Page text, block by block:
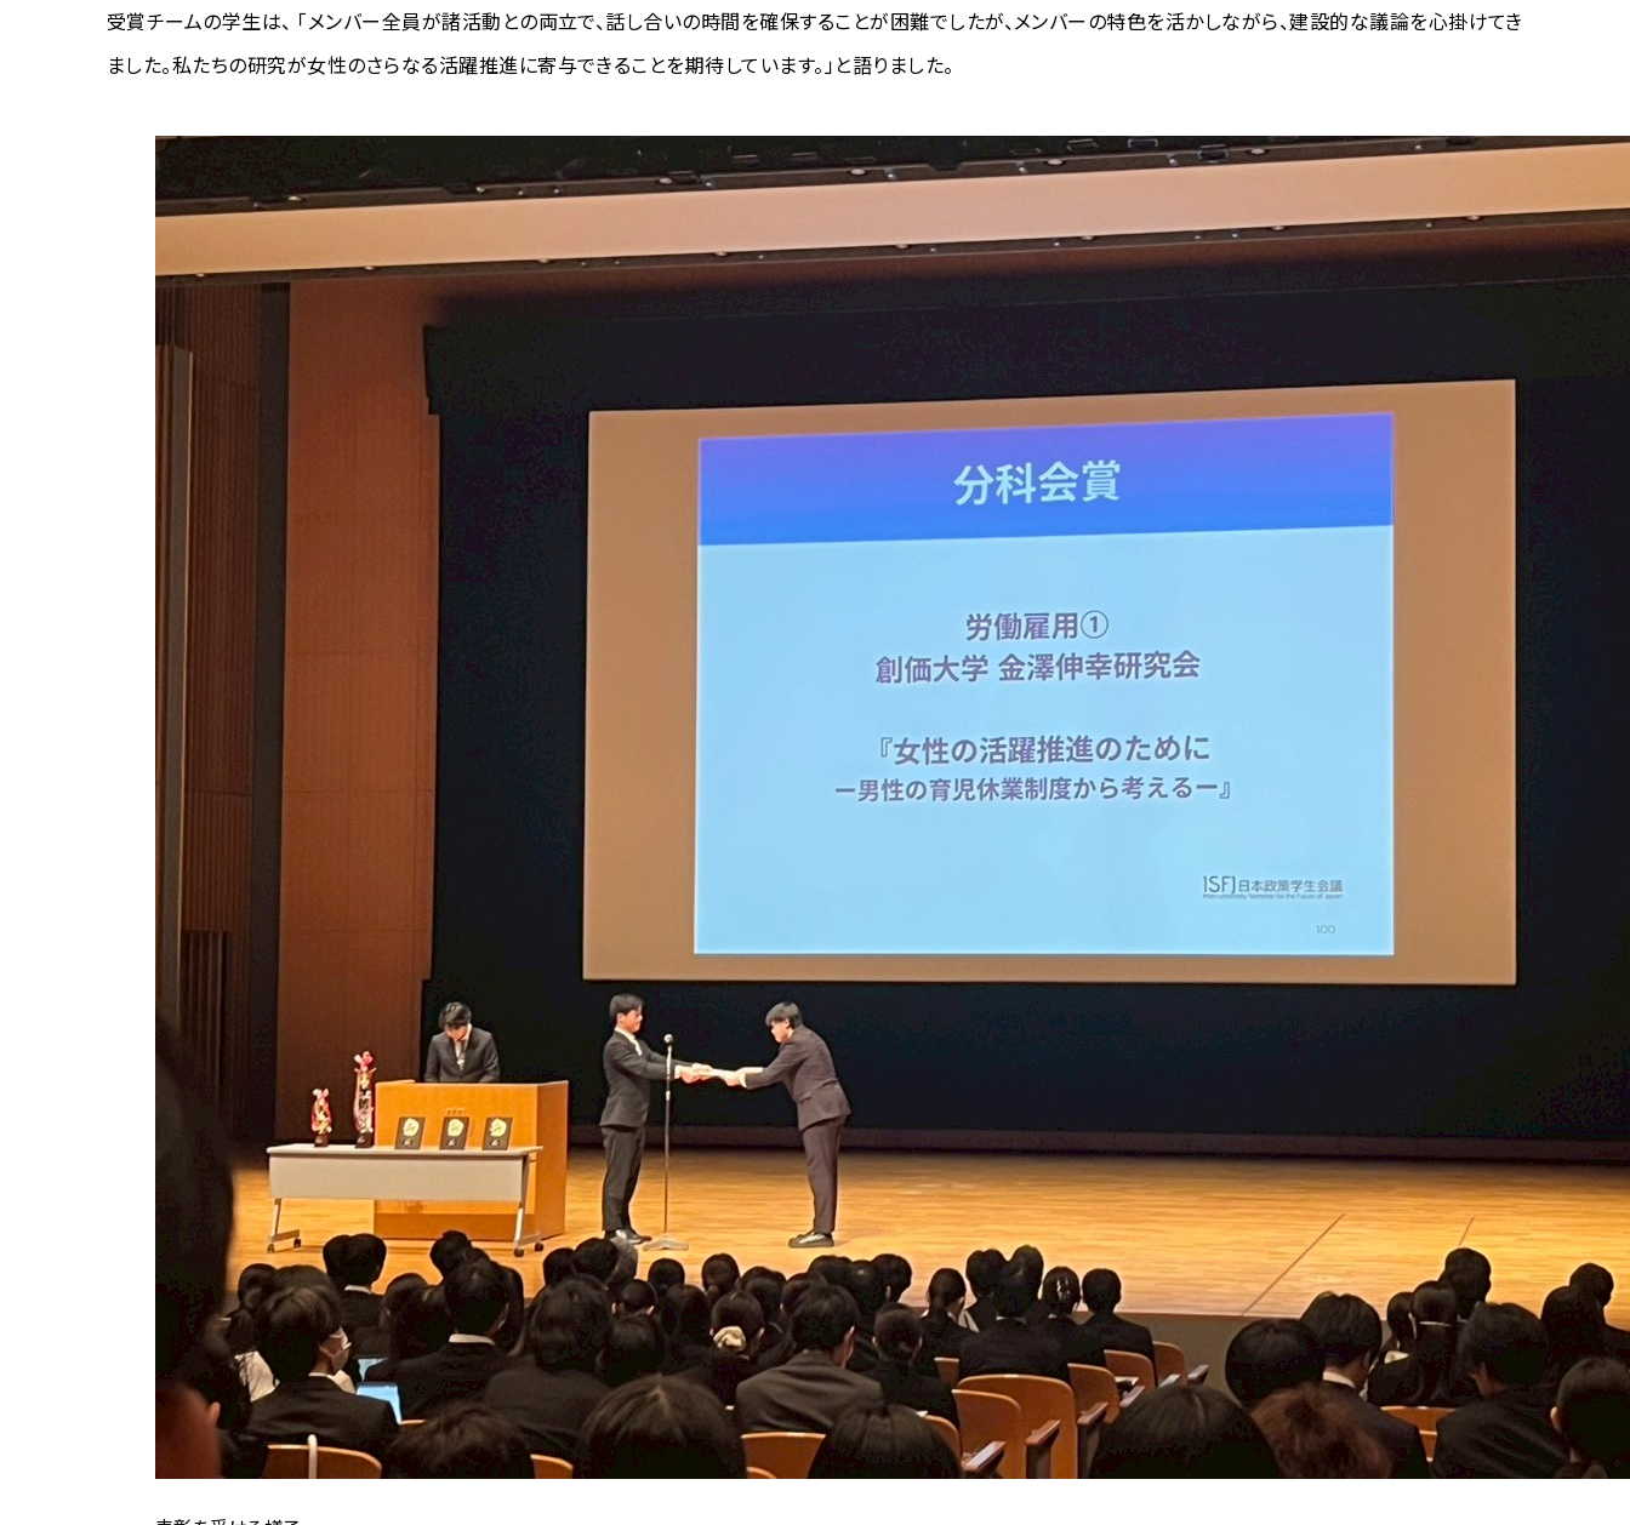
受賞チームの学生は、 「メンバー全員が諸活動との両立で、話し合いの時間を確保することが困難でしたが、メンバーの特色を活かしながら、建設的な議論を心掛けてき
ました。私たちの研究が女性のさらなる活躍推進に寄与できることを期待しています。」と語りました。